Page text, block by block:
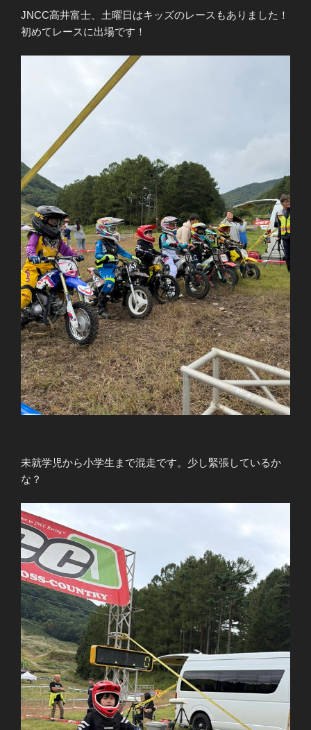
JNCC高井富士、土曜日はキッズのレースもありました！
初めてレースに出場です！
未就学児から小学生まで混走です。少し緊張しているか
な？